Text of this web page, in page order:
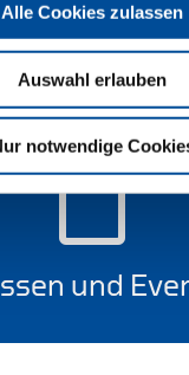
Alle Cookies zulassen
Auswahl erlauben
notwendige
und